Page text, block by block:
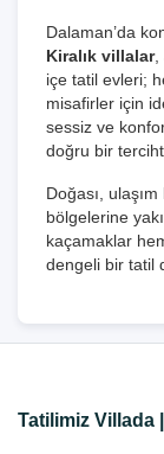
Dalaman’da
Kiralık villalar,
içe tatil evleri;
misafirler için
sessiz ve
doğru bir
Doğası,
bölgelerine
kaçamaklar
dengeli bir tatil
Tatilimiz Villada